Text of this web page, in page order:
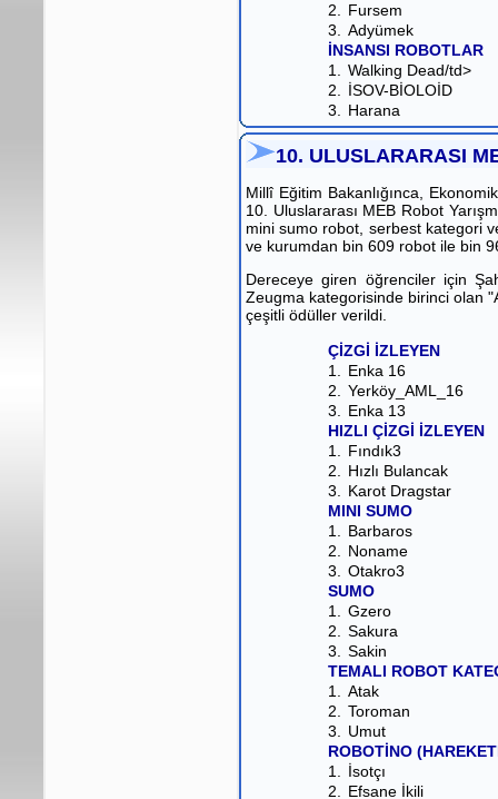
2.
Fursem
3.
Adyümek
İNSANSI ROBOTLAR
1.
Walking Dead/td>
2.
İSOV-BİOLOİD
3.
Harana
10. ULUSLARARASI
Millî Eğitim Bakanlığınca,
10. Uluslararası MEB Robot
mini sumo robot, serbest kategori
ve kurumdan bin 609 robot ile bin
Dereceye giren öğrenciler için
Zeugma kategorisinde birinci olan
çeşitli ödüller verildi.
ÇİZGİ İZLEYEN
1.
Enka 16
2.
Yerköy_AML_16
3.
Enka 13
HIZLI ÇİZGİ İZLEYEN
1.
Fındık3
2.
Hızlı Bulancak
3.
Karot Dragstar
MINI SUMO
1.
Barbaros
2.
Noname
3.
Otakro3
SUMO
1.
Gzero
2.
Sakura
3.
Sakin
TEMALI ROBOT
1.
Atak
2.
Toroman
3.
Umut
ROBOTİNO
1.
İsotçı
2.
Efsane İkili